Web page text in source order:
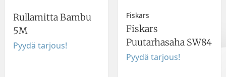
Rullamitta Bambu
5M
Pyydä tarjous!
Fiskars
Fiskars
Puutarhasaha SW84
Pyydä tarjous!